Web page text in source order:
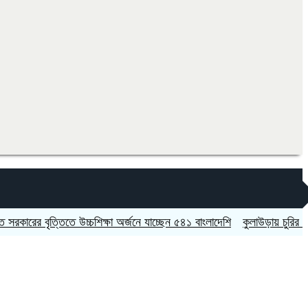
বৃত্তিতে উচ্চশিক্ষা অর্জনে যাচ্ছেন ৫৪১ বাংলাদেশি কুলাউড়ায় চুরির